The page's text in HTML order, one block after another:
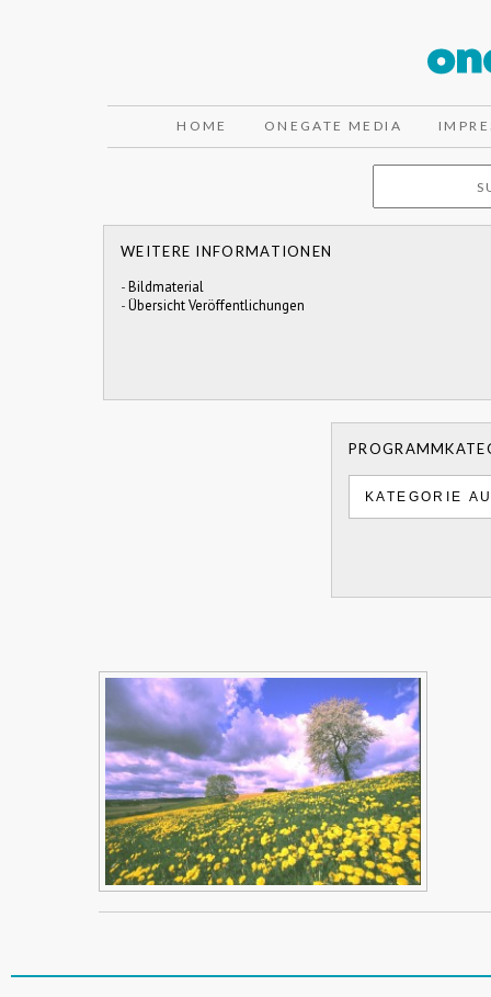
HOME ONEGATE MEDIA
WEITERE INFORMATIONEN
-Bildmaterial
-Übersicht Veröffentlichungen